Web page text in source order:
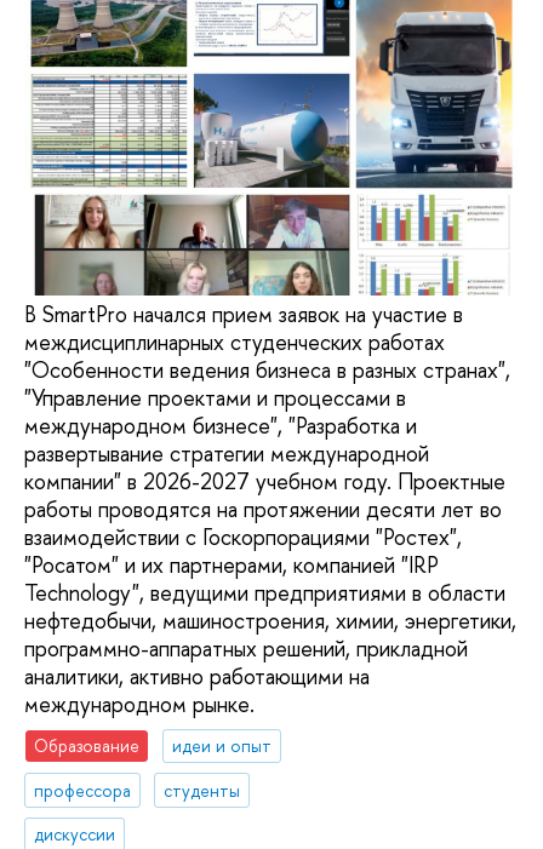
В SmartPro начался прием заявок на участие в
междисциплинарных студенческих работах
"Особенности ведения бизнеса в разных странах",
"Управление проектами и процессами в
международном бизнесе", "Разработка и
развертывание стратегии международной
компании" в 2026-2027 учебном году. Проектные
работы проводятся на протяжении десяти лет во
взаимодействии с Госкорпорациями "Ростех",
"Росатом" и их партнерами, компанией "IRP
Technology", ведущими предприятиями в области
нефтедобычи, машиностроения, химии, энергетики,
программно-аппаратных решений, прикладной
аналитики, активно работающими на
международном рынке.
Образование
идеи и опыт
профессора
студенты
дискуссии